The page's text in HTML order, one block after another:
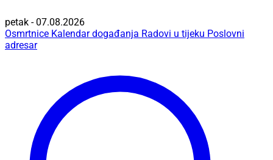
petak - 07.08.2026
Osmrtnice Kalendar događanja Radovi u tijeku Poslovni
adresar